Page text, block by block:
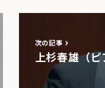
次の記事
上杉春雄（ピ